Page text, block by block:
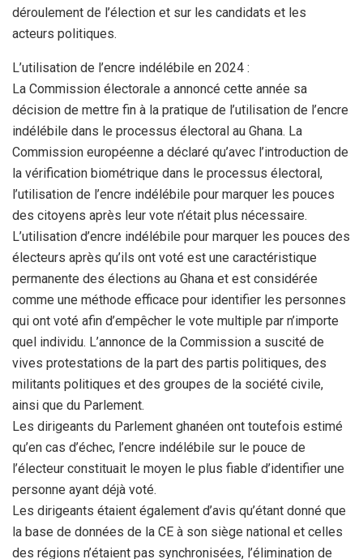
déroulement de l’élection et sur les candidats et les
acteurs politiques.
L’utilisation de l’encre indélébile en 2024 :
La Commission électorale a annoncé cette année sa
décision de mettre fin à la pratique de l’utilisation de l’encre
indélébile dans le processus électoral au Ghana. La
Commission européenne a déclaré qu’avec l’introduction de
la vérification biométrique dans le processus électoral,
l’utilisation de l’encre indélébile pour marquer les pouces
des citoyens après leur vote n’était plus nécessaire.
L’utilisation d’encre indélébile pour marquer les pouces des
électeurs après qu’ils ont voté est une caractéristique
permanente des élections au Ghana et est considérée
comme une méthode efficace pour identifier les personnes
qui ont voté afin d’empêcher le vote multiple par n’importe
quel individu. L’annonce de la Commission a suscité de
vives protestations de la part des partis politiques, des
militants politiques et des groupes de la société civile,
ainsi que du Parlement.
Les dirigeants du Parlement ghanéen ont toutefois estimé
qu’en cas d’échec, l’encre indélébile sur le pouce de
l’électeur constituait le moyen le plus fiable d’identifier une
personne ayant déjà voté.
Les dirigeants étaient également d’avis qu’étant donné que
la base de données de la CE à son siège national et celles
des régions n’étaient pas synchronisées, l’élimination de